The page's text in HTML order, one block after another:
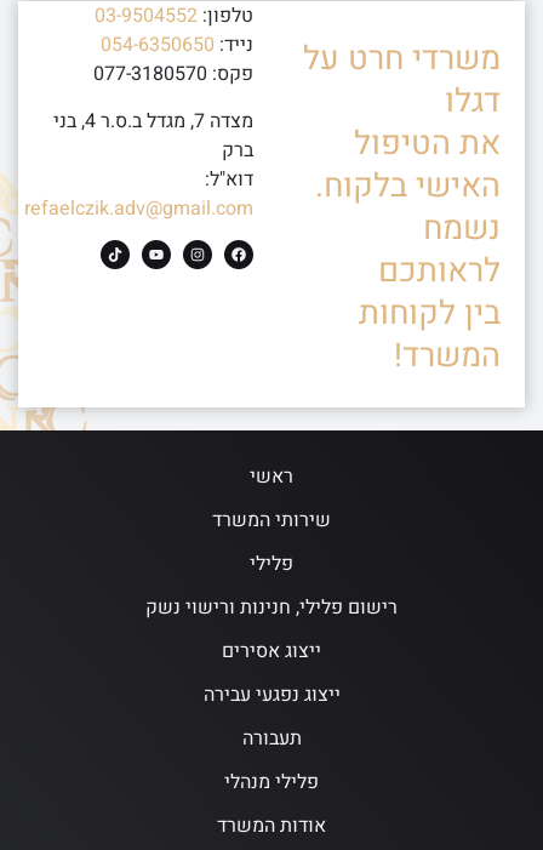
משרדי חרט על
דגלו
את הטיפול
האישי בלקוח.
נשמח
לראותכם
בין לקוחות
המשרד!
טלפון: 03-9504552
נייד: 054-6350650
פקס: 077-3180570
מצדה 7, מגדל ב.ס.ר 4, בני
ברק
דוא"ל:
refaelczik.adv@gmail.com
ראשי
שירותי המשרד
פלילי
רישום פלילי, חנינות ורישוי נשק
ייצוג אסירים
ייצוג נפגעי עבירה
תעבורה
פלילי מנהלי
אודות המשרד